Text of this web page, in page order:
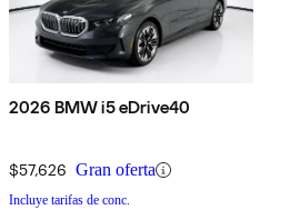
2026 BMW i5 eDrive40
$57,626 Gran oferta
Incluye tarifas de conc.